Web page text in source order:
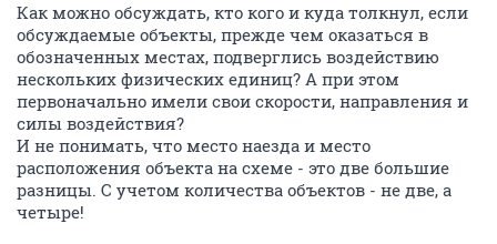
Как можно обсуждать, кто кого и куда толкнул, если
обсуждаемые объекты, прежде чем оказаться в
обозначенных местах, подверглись воздействию
нескольких физических единиц? А при этом
первоначально имели свои скорости, направления и
силы воздействия?
И не понимать, что место наезда и место
расположения объекта на схеме - это две большие
разницы. С учетом количества объектов - не две, а
четыре!